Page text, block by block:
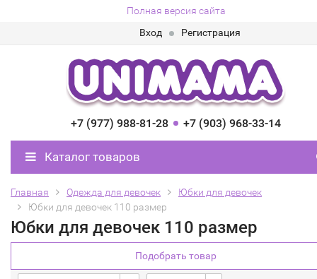
Полная версия сайта
Вход
Регистрация
+7 (977) 988-81-28 +7 (903) 968-33-14
Каталог товаров
Главная Одежда для девочек
Юбки для девочек
Юбки для девочек 110 размер
Юбки для девочек 110 размер
Подобрать товар